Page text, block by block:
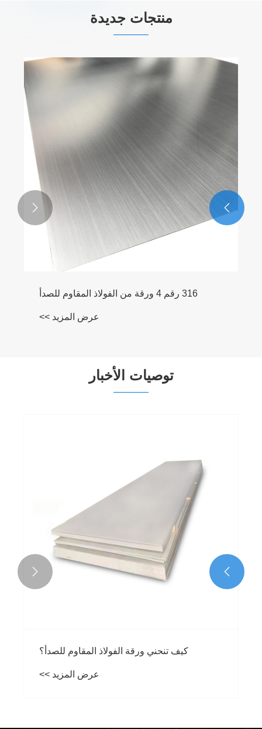
منتجات جديدة
316 رقم 4 ورقة من الفولاذ المقاوم للصدأ
عرض المزيد >>


توصيات الأخبار
كيف تنحني ورقة الفولاذ المقاوم للصدأ؟
عرض المزيد >>

